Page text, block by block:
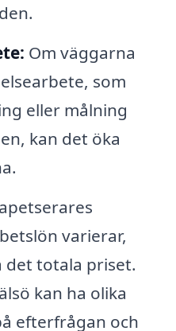
Om väggarna
som
eller målning
kan det öka
varierar,
det totala priset.
kan ha olika
efterfrågan och